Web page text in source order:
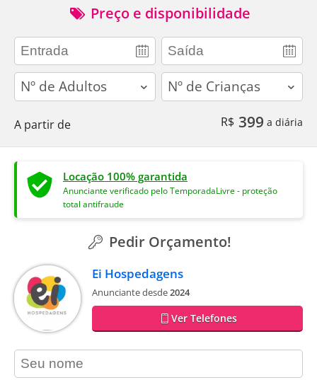
Preço e disponibilidade
adults children
A partir de R$ 399 a diária
Locação 100% garantida
Anunciante verificado pelo TemporadaLivre - proteção
total antifraude
Pedir Orçamento!
Ei Hospedagens
Anunciante desde2024
Ver Telefones
contact_name